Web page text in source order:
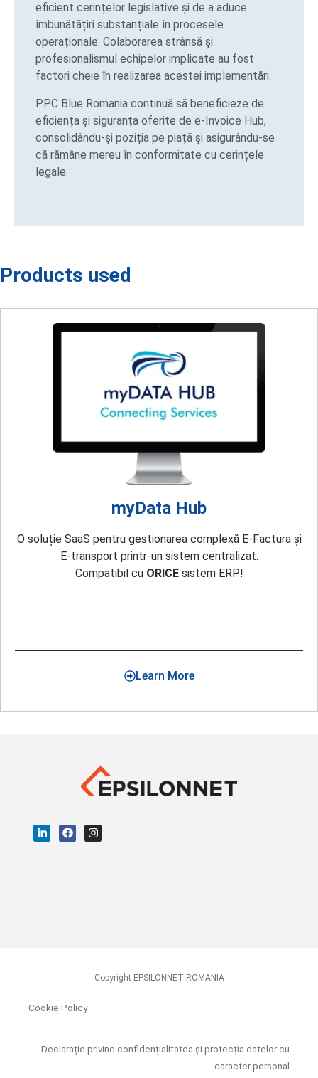
eficient cerințelor legislative și de a aduce
îmbunătățiri substanțiale în procesele
operaționale. Colaborarea strânsă și
profesionalismul echipelor implicate au fost
factori cheie în realizarea acestei implementări.
PPC Blue Romania continuă să beneficieze de
eficiența și siguranța oferite de e-Invoice Hub,
consolidându-și poziția pe piață și asigurându-se
că rămâne mereu în conformitate cu cerințele
legale.
Products used
myData Hub
O soluție SaaS pentru gestionarea complexă E-Factura și
E-transport printr-un sistem centralizat.
Compatibil cu ORICEsistem ERP!
Learn More
Copyright EPSILONNET ROMANIA
Cookie Policy
Declarație privind confidențialitatea și protecția datelor cu
caracter personal